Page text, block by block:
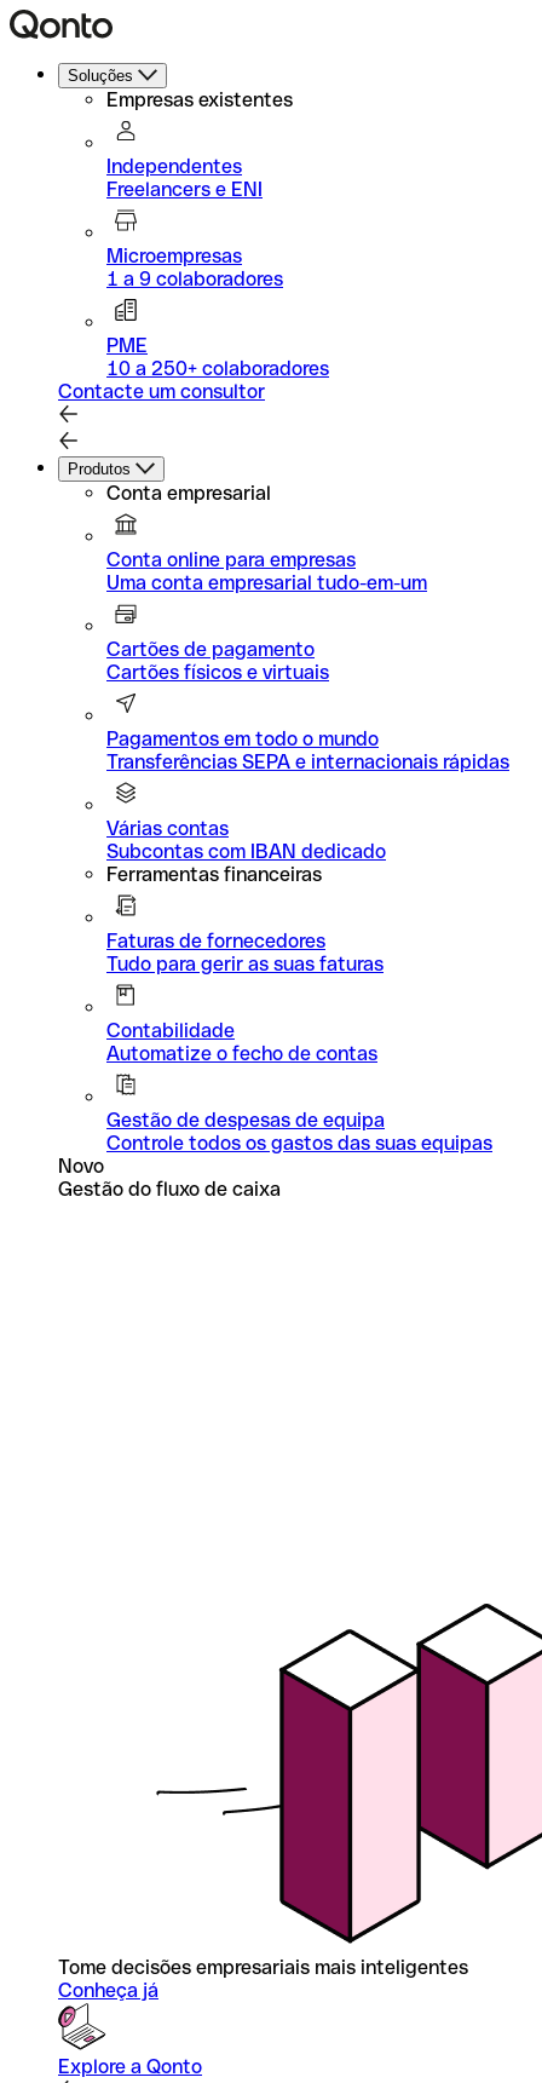
Soluções
Empresas existentes
Independentes
Freelancers e ENI
Microempresas
1 a 9 colaboradores
PME
10 a 250+ colaboradores
Contacte um consultor
Produtos
Conta empresarial
Conta online para empresas
Uma conta empresarial tudo-em-um
Cartões de pagamento
Cartões físicos e virtuais
Pagamentos em todo o mundo
Transferências SEPA e internacionais rápidas
Várias contas
Subcontas com IBAN dedicado
Ferramentas financeiras
Faturas de fornecedores
Tudo para gerir as suas faturas
Contabilidade
Automatize o fecho de contas
Gestão de despesas de equipa
Controle todos os gastos das suas equipas
Novo
Gestão do fluxo de caixa
Tome decisões empresariais mais inteligentes
Conheça já
Explore a Qonto